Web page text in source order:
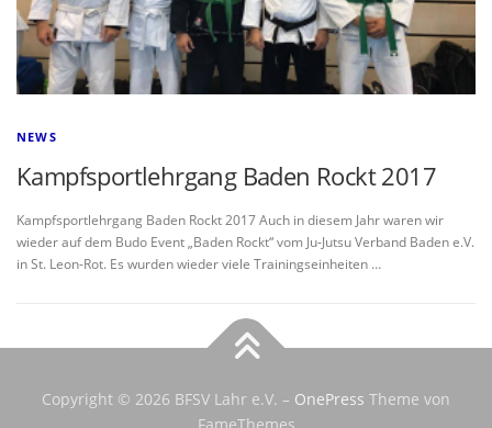
NEWS
Kampfsportlehrgang Baden Rockt 2017
Kampfsportlehrgang Baden Rockt 2017 Auch in diesem Jahr waren wir
wieder auf dem Budo Event „Baden Rockt“ vom Ju-Jutsu Verband Baden e.V.
in St. Leon-Rot. Es wurden wieder viele Trainingseinheiten …
Copyright © 2026 BFSV Lahr e.V. – OnePress Theme von
FameThemes